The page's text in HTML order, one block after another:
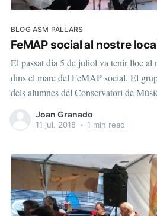
BLOG ASM PALLARS
FeMAP social al nostre
El passat dia 5 de juliol va tenir lloc al
dins el marc del FeMAP social. El
dels alumnes del Conservatori de
components són: Abril Sànchez
Ariadna Guàrdia (violoncel) i Quirze
Joan Granado
11 jul. 2018 • 1 min read